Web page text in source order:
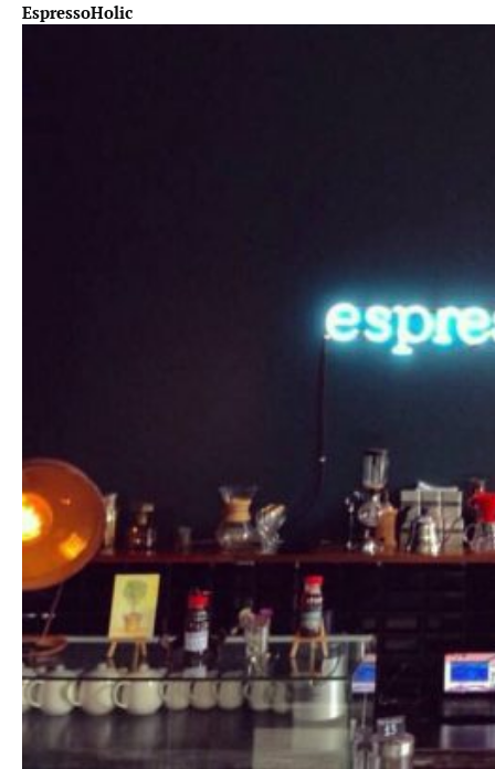
EspressoHolic